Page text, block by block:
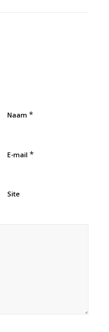
Naam *
E-mail *
Site